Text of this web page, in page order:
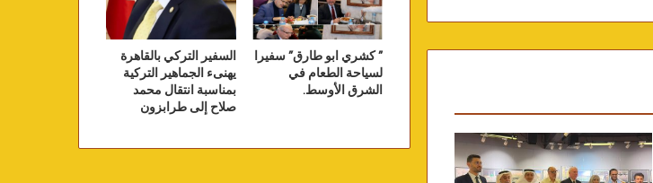
” كشري ابو طارق” سفيرا
لسياحة الطعام في
الشرق الأوسط.
السفير التركي بالقاهرة
يهنىء الجماهير التركية
بمناسبة انتقال محمد
صلاح إلى طرابزون